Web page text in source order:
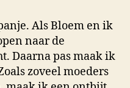
van
Als Bloem en ik
naar de
Daarna pas maak ik
zoveel moeders